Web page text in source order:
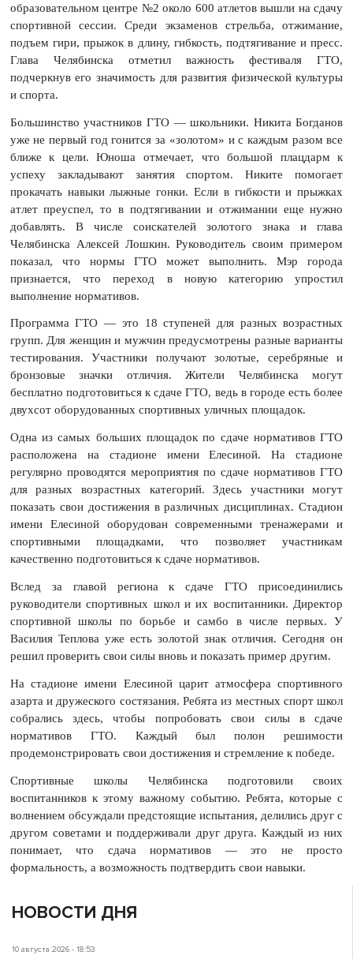
образовательном центре №2 около 600 атлетов вышли на сдачу
спортивной сессии. Среди экзаменов стрельба, отжимание,
подъем гири, прыжок в длину, гибкость, подтягивание и пресс.
Глава Челябинска отметил важность фестиваля ГТО,
подчеркнув его значимость для развития физической культуры
и спорта.
Большинство участников ГТО — школьники. Никита Богданов
уже не первый год гонится за «золотом» и с каждым разом все
ближе к цели. Юноша отмечает, что большой плацдарм к
успеху закладывают занятия спортом. Никите помогает
прокачать навыки лыжные гонки. Если в гибкости и прыжках
атлет преуспел, то в подтягивании и отжимании еще нужно
добавлять. В числе соискателей золотого знака и глава
Челябинска Алексей Лошкин. Руководитель своим примером
показал, что нормы ГТО может выполнить. Мэр города
признается, что переход в новую категорию упростил
выполнение нормативов.
Программа ГТО — это 18 ступеней для разных возрастных
групп. Для женщин и мужчин предусмотрены разные варианты
тестирования. Участники получают золотые, серебряные и
бронзовые значки отличия. Жители Челябинска могут
бесплатно подготовиться к сдаче ГТО, ведь в городе есть более
двухсот оборудованных спортивных уличных площадок.
Одна из самых больших площадок по сдаче нормативов ГТО
расположена на стадионе имени Елесиной. На стадионе
регулярно проводятся мероприятия по сдаче нормативов ГТО
для разных возрастных категорий. Здесь участники могут
показать свои достижения в различных дисциплинах. Стадион
имени Елесиной оборудован современными тренажерами и
спортивными площадками, что позволяет участникам
качественно подготовиться к сдаче нормативов.
Вслед за главой региона к сдаче ГТО присоединились
руководители спортивных школ и их воспитанники. Директор
спортивной школы по борьбе и самбо в числе первых. У
Василия Теплова уже есть золотой знак отличия. Сегодня он
решил проверить свои силы вновь и показать пример другим.
На стадионе имени Елесиной царит атмосфера спортивного
азарта и дружеского состязания. Ребята из местных спорт школ
собрались здесь, чтобы попробовать свои силы в сдаче
нормативов ГТО. Каждый был полон решимости
продемонстрировать свои достижения и стремление к победе.
Спортивные школы Челябинска подготовили своих
воспитанников к этому важному событию. Ребята, которые с
волнением обсуждали предстоящие испытания, делились друг с
другом советами и поддерживали друг друга. Каждый из них
понимает, что сдача нормативов — это не просто
формальность, а возможность подтвердить свои навыки.
НОВОСТИ ДНЯ
10 августа 2026 - 18:53